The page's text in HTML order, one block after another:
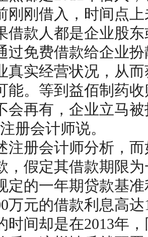
刚刚借入，时间点
借款人都是企业股
过免费借款给企业
真实经营状况，从
能。等到益佰制药
会再有，企业立马
册会计师说。
册会计师分析，而
，假定其借款期限
定的一年期贷款基
万元的借款利息高
时间却是在2013年